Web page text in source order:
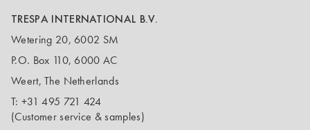
TRESPA INTERNATIONAL B.V.
Wetering 20, 6002 SM
P.O. Box 110, 6000 AC
Weert, The Netherlands
T: +31 495 721 424
(Customer service & samples)